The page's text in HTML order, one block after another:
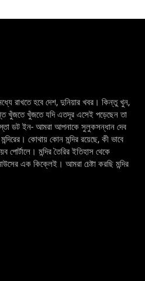
রাখতে হবে দেশ, দুনিয়ার খবর। কিন্তু খুন,
খুঁজতে খুঁজতে যদি এতদূর এসেই পড়েছেন তা
ডট ইন- আমরা আপনাকে সুলুকসন্ধান দেব
কোথায় কোন মন্দির রয়েছে, কী ভাবে
মন্দির তৈরির ইতিহাস থেকে
এক কিক্লেই। আমরা চেষ্টা করছি মন্দির